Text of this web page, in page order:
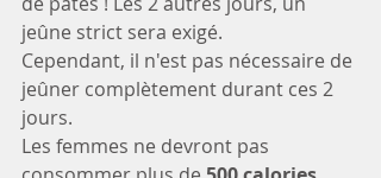
jeûne strict sera exigé.
Cependant, il n'est pas nécessaire de
jeûner complètement durant ces 2
jours.
Les femmes ne devront pas